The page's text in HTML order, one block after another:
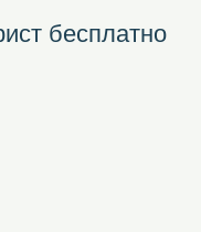
бесплатно